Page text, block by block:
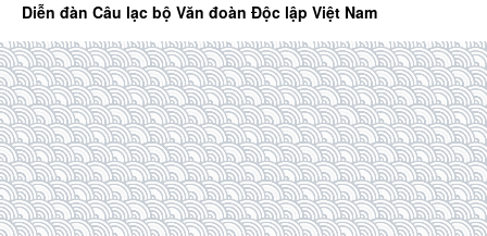
Diễn đàn Câu lạc bộ Văn đoàn Độc lập Việt Nam